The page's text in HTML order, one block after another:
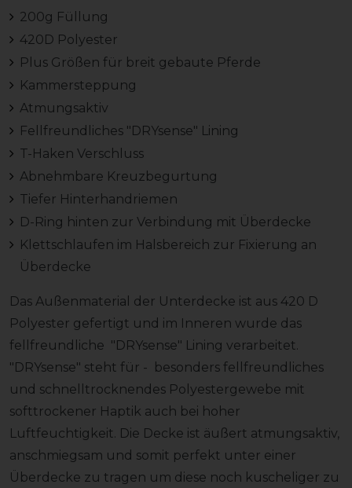
200g Füllung
420D Polyester
Plus Größen für breit gebaute Pferde
Kammersteppung
Atmungsaktiv
Fellfreundliches "DRYsense" Lining
T-Haken Verschluss
Abnehmbare Kreuzbegurtung
Tiefer Hinterhandriemen
D-Ring hinten zur Verbindung mit Überdecke
Klettschlaufen im Halsbereich zur Fixierung an
Überdecke
Das Außenmaterial der Unterdecke ist aus 420 D
Polyester gefertigt und im Inneren wurde das
fellfreundliche "DRYsense" Lining verarbeitet.
"DRYsense" steht für - besonders fellfreundliches
und schnelltrocknendes Polyestergewebe mit
softtrockener Haptik auch bei hoher
Luftfeuchtigkeit. Die Decke ist äußert atmungsaktiv,
anschmiegsam und somit perfekt unter einer
Überdecke zu tragen um diese noch kuscheliger zu